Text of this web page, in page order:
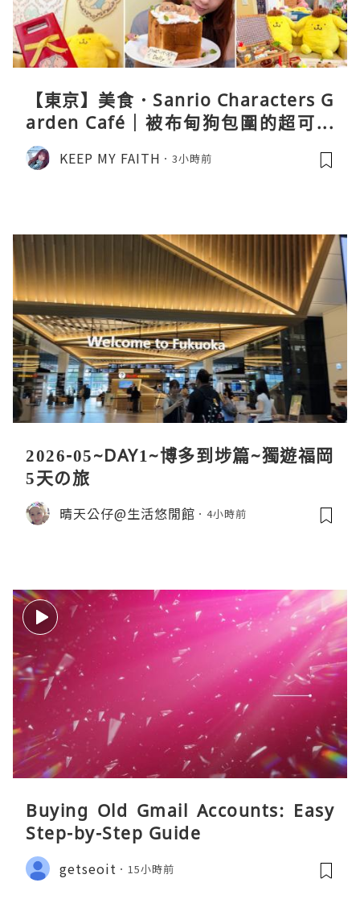
【東京】美食．Sanrio Characters G
arden Café｜被布甸狗包圍的超可愛
下午茶體驗
KEEP MY FAITH 3小時前
2026-05~DAY1~博多到埗篇~獨遊福岡
5天の旅
晴天公仔@生活悠閒館 4小時前
Buying Old Gmail Accounts: Easy
Step-by-Step Guide
getseoit 15小時前